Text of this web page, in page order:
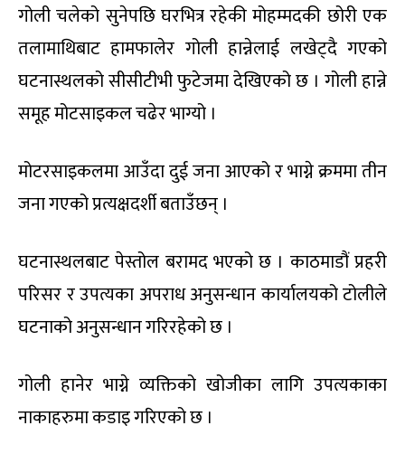
गोली चलेको सुनेपछि घरभित्र रहेकी मोहम्मदकी छोरी एक
तलामाथिबाट हामफालेर गोली हान्नेलाई लखेट्दै गएको
घटनास्थलको सीसीटीभी फुटेजमा देखिएको छ । गोली हान्ने
समूह मोटसाइकल चढेर भाग्यो ।
मोटरसाइकलमा आउँदा दुई जना आएको र भाग्ने क्रममा तीन
जना गएको प्रत्यक्षदर्शी बताउँछन् ।
घटनास्थलबाट पेस्तोल बरामद भएको छ । काठमाडौं प्रहरी
परिसर र उपत्यका अपराध अनुसन्धान कार्यालयको टोलीले
घटनाको अनुसन्धान गरिरहेको छ ।
गोली हानेर भाग्ने व्यक्तिको खोजीका लागि उपत्यकाका
नाकाहरुमा कडाइ गरिएको छ ।